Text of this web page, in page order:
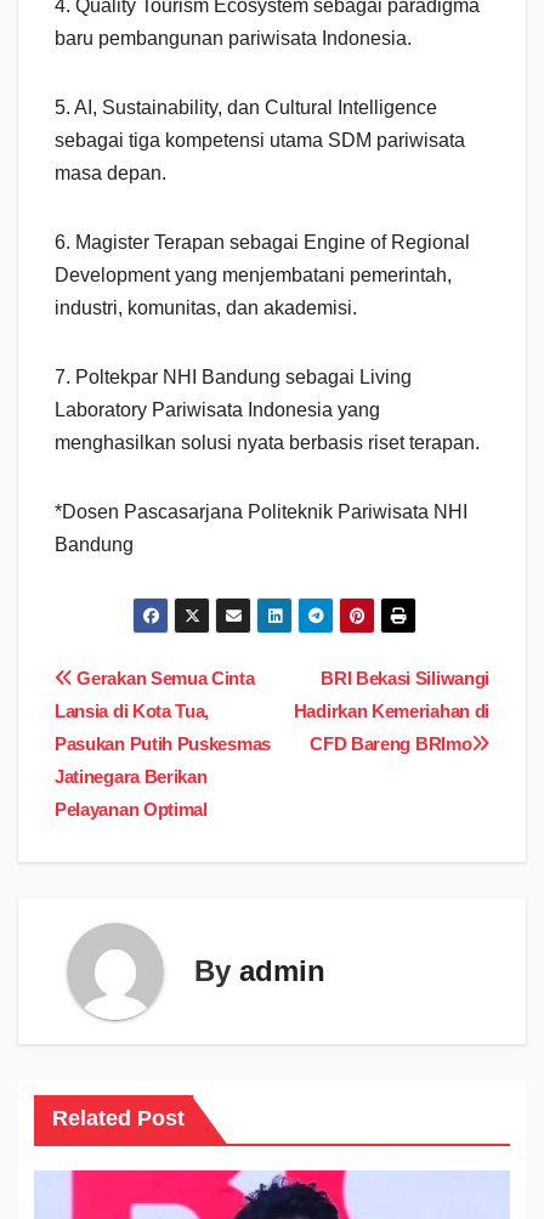
4. Quality Tourism Ecosystem sebagai paradigma
baru pembangunan pariwisata Indonesia.
5. AI, Sustainability, dan Cultural Intelligence
sebagai tiga kompetensi utama SDM pariwisata
masa depan.
6. Magister Terapan sebagai Engine of Regional
Development yang menjembatani pemerintah,
industri, komunitas, dan akademisi.
7. Poltekpar NHI Bandung sebagai Living
Laboratory Pariwisata Indonesia yang
menghasilkan solusi nyata berbasis riset terapan.
*Dosen Pascasarjana Politeknik Pariwisata NHI
Bandung
Navigasi
pos
BRI Bekasi Siliwangi
Hadirkan Kemeriahan di
CFD Bareng BRImo
Gerakan Semua Cinta
Lansia di Kota Tua,
Pasukan Putih Puskesmas
Jatinegara Berikan
Pelayanan Optimal
By admin
Related Post